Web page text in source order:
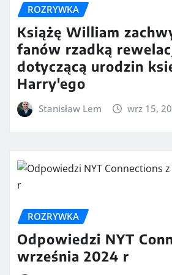
ROZRYWKA
Książę William
fanów rzadką
dotyczącą urodzin
Harry'ego
Stanisław Lem wrz 15,
ROZRYWKA
Odpowiedzi NYT
września 2024 r